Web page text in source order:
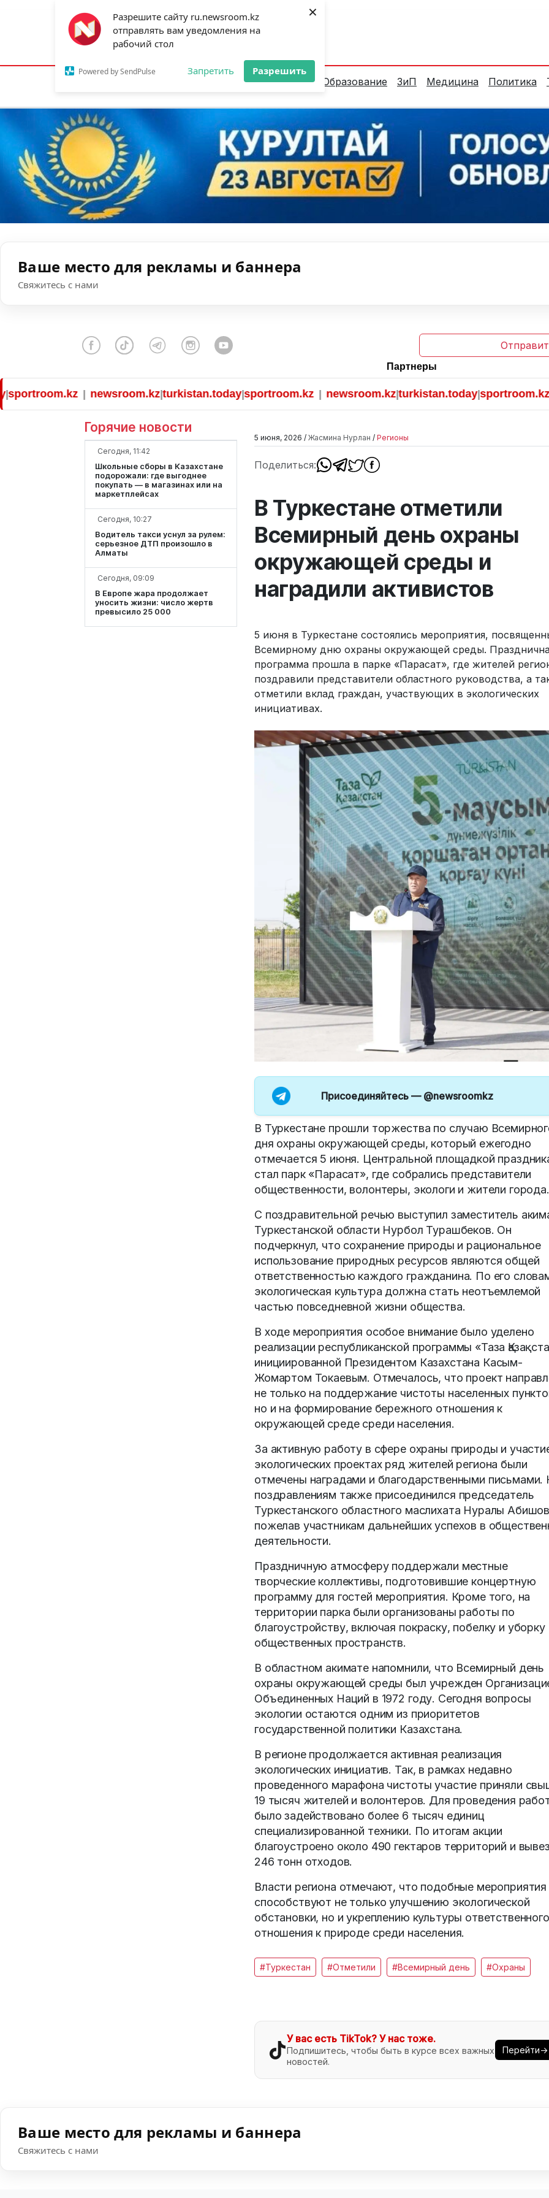
Разрешите сайту ru.newsroom.kz
отправлять вам уведомления на
рабочий стол
Powered by SendPulse Запретить Разрешить
×
Астана:26°C Алматы:32°C Шымкент:
Новости Аналитика Образование ЗиП Медицина Политика
Ваше место для рекламы и баннера
Свяжитесь с нами
Партнеры
|newsroom.kz|turkistan.today|sportroom.kz|newsroom.kz|turkistan.today|sportroom.kz
Горячие новости
Сегодня, 11:42
Школьные сборы в Казахстане
подорожали: где выгоднее
покупать — в магазинах или на
маркетплейсах
Сегодня, 10:27
Водитель такси уснул за рулем:
серьезное ДТП произошло в
Алматы
Сегодня, 09:09
В Европе жара продолжает
уносить жизни: число жертв
превысило 25 000
5 июня, 2026 / Жасмина Нурлан / Регионы
Поделиться:
В Туркестане отметили
Всемирный день охраны
окружающей среды и
наградили активистов
5 июня в Туркестане состоялись мероприятия,
Всемирному дню охраны окружающей среды.
программа прошла в парке «Парасат», где жителей
поздравили представители областного руководства, а
отметили вклад граждан, участвующих в экологических
инициативах.
Присоединяйтесь — @newsroomkz
В Туркестане прошли торжества по случаю
дня охраны окружающей среды, который ежегодно
отмечается 5 июня. Центральной площадкой
стал парк «Парасат», где собрались представители
общественности, волонтеры, экологи и жители города.
С поздравительной речью выступил заместитель
Туркестанской области Нурбол Турашбеков. Он
подчеркнул, что сохранение природы и рациональное
использование природных ресурсов являются общей
ответственностью каждого гражданина. По его
экологическая культура должна стать неотъемлемой
частью повседневной жизни общества.
В ходе мероприятия особое внимание было уделено
реализации республиканской программы «Таза
инициированной Президентом Казахстана Касым-
Жомартом Токаевым. Отмечалось, что проект
не только на поддержание чистоты населенных
но и на формирование бережного отношения к
окружающей среде среди населения.
За активную работу в сфере охраны природы и
экологических проектах ряд жителей региона были
отмечены наградами и благодарственными письмами.
поздравлениям также присоединился председатель
Туркестанского областного маслихата Нуралы
пожелав участникам дальнейших успехов в
деятельности.
Праздничную атмосферу поддержали местные
творческие коллективы, подготовившие концертную
программу для гостей мероприятия. Кроме того, на
территории парка были организованы работы по
благоустройству, включая покраску, побелку и уборку
общественных пространств.
В областном акимате напомнили, что Всемирный день
охраны окружающей среды был учрежден
Объединенных Наций в 1972 году. Сегодня вопросы
экологии остаются одним из приоритетов
государственной политики Казахстана.
В регионе продолжается активная реализация
экологических инициатив. Так, в рамках недавно
проведенного марафона чистоты участие приняли
19 тысяч жителей и волонтеров. Для проведения
было задействовано более 6 тысяч единиц
специализированной техники. По итогам акции
благоустроено около 490 гектаров территорий и
246 тонн отходов.
Власти региона отмечают, что подобные мероприятия
способствуют не только улучшению экологической
обстановки, но и укреплению культуры ответственного
отношения к природе среди населения.
#Туркестан #Отметили #Всемирный день #Охраны
У вас есть TikTok? У нас тоже.
Подпишитесь, чтобы быть в курсе всех важных
новостей.
Перейти→
Ваше место для рекламы и баннера
Свяжитесь с нами